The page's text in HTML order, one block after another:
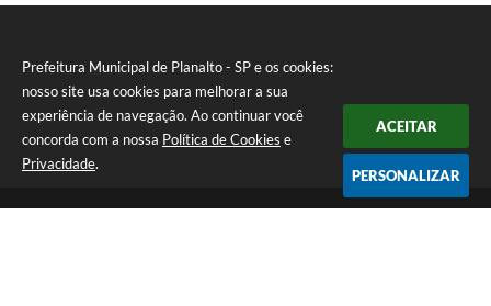
Prefeitura Municipal de Planalto - SP e os cookies:
nosso site usa cookies para melhorar a sua
experiência de navegação. Ao continuar você
concorda com a nossa Política de Cookies e
Privacidade.
ACEITAR
PERSONALIZAR